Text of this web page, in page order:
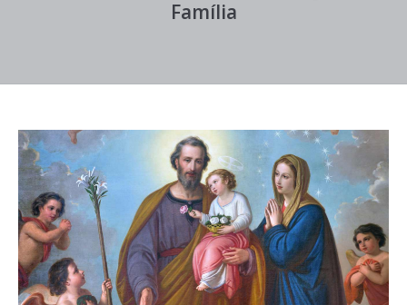
Família